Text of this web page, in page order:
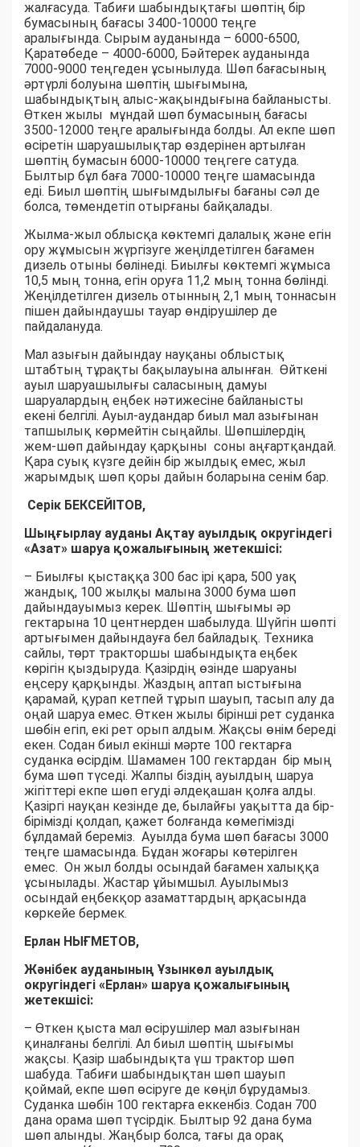
жалғасуда. Табиғи шабындықтағы шөптің бір
бумасының бағасы 3400-10000 теңге
аралығында. Сырым ауданында – 6000-6500,
Қаратөбеде – 4000-6000, Бәйтерек ауданында
7000-9000 теңгеден ұсынылуда. Шөп бағасының
әртүрлі болуына шөптің шығымына,
шабындықтың алыс-жақындығына байланысты.
Өткен жылы мұндай шөп бумасының бағасы
3500-12000 теңге аралығында болды. Ал екпе шөп
өсіретін шаруашылықтар өздерінен артылған
шөптің бумасын 6000-10000 теңгеге сатуда.
Былтыр бұл баға 7000-10000 теңге шамасында
еді. Биыл шөптің шығымдылығы бағаны сәл де
болса, төмендетіп отырғаны байқалады.
Жылма-жыл облысқа көктемгі далалық және егін
ору жұмысын жүргізуге жеңілдетілген бағамен
дизель отыны бөлінеді. Биылғы көктемгі жұмыса
10,5 мың тонна, егін оруға 11,2 мың тонна бөлінді.
Жеңілдетілген дизель отынның 2,1 мың тоннасын
пішен дайындаушы тауар өндірушілер де
пайдалануда.
Мал азығын дайындау науқаны облыстық
штабтың тұрақты бақылауына алынған. Өйткені
ауыл шаруашылығы саласының дамуы
шаруалардың еңбек нәтижесіне байланысты
екені белгілі. Ауыл-аудандар биыл мал азығынан
тапшылық көрмейтін сыңайлы. Шөпшілердің
жем-шөп дайындау қарқыны соны аңғартқандай.
Қара суық күзге дейін бір жылдық емес, жыл
жарымдық шөп қоры дайын боларына сенім бар.
Серік БЕКСЕЙІТОВ,
Шыңғырлау ауданы Ақтау ауылдық округіндегі
«Азат» шаруа қожалығының жетекшісі:
– Биылғы қыстаққа 300 бас ірі қара, 500 уақ
жандық, 100 жылқы малына 3000 бума шөп
дайындауымыз керек. Шөптің шығымы әр
гектарына 10 центнерден шабылуда. Шүйгін шөпті
артығымен дайындауға бел байладық. Техника
сайлы, төрт тракторшы шабындықта еңбек
көрігін қыздыруда. Қазірдің өзінде шаруаны
еңсеру қарқынды. Жаздың аптап ыстығына
қарамай, қурап кетпей тұрып шауып, тасып алу да
оңай шаруа емес. Өткен жылы бірінші рет суданка
шөбін егіп, екі рет орып алдым. Жақсы өнім береді
екен. Содан биыл екінші мәрте 100 гектарға
суданка өсірдім. Шамамен 100 гектардан бір мың
бума шөп түседі. Жалпы біздің ауылдың шаруа
жігіттері екпе шөп егуді әлдеқашан қолға алды.
Қазіргі науқан кезінде де, былайғы уақытта да бір-
бірімізді қолдап, қажет болғанда көмегімізді
бұлдамай береміз. Ауылда бума шөп бағасы 3000
теңге шамасында. Бұдан жоғары көтерілген
емес. Он жыл болды осындай бағамен халыққа
ұсынылады. Жастар ұйымшыл. Ауылымыз
осындай еңбекқор азаматтардың арқасында
көркейе бермек.
Ерлан НЫҒМЕТОВ,
Жәнібек ауданының Ұзынкөл ауылдық
округіндегі «Ерлан» шаруа қожалығының
жетекшісі:
– Өткен қыста мал өсірушілер мал азығынан
қиналғаны белгілі. Ал биыл шөптің шығымы
жақсы. Қазір шабындықта үш трактор шөп
шабуда. Табиғи шабындықтан шөп шауып
қоймай, екпе шөп өсіруге де көңіл бұрудамыз.
Суданка шөбін 100 гектарға еккенбіз. Содан 700
дана орама шөп түсірдік. Былтыр 92 дана бума
шөп алынды. Жаңбыр болса, тағы да орақ